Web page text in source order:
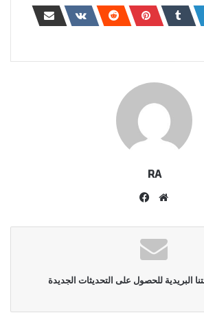
RA
موقع
البريدية للحصول على التحديثات الجديدة